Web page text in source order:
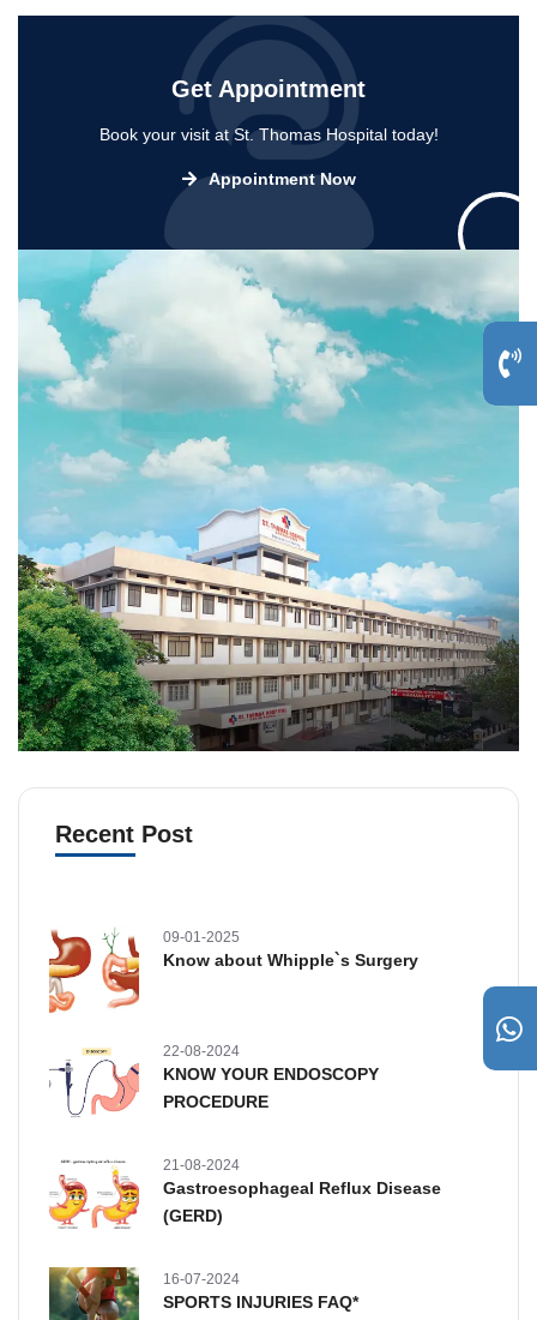
Get Appointment
Book your visit at St. Thomas Hospital today!
Appointment Now
Recent Post
09-01-2025
Know about Whipple`s Surgery
22-08-2024
KNOW YOUR ENDOSCOPY
PROCEDURE
21-08-2024
Gastroesophageal Reflux Disease
(GERD)
16-07-2024
SPORTS INJURIES FAQ*